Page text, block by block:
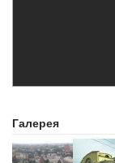
Галерея